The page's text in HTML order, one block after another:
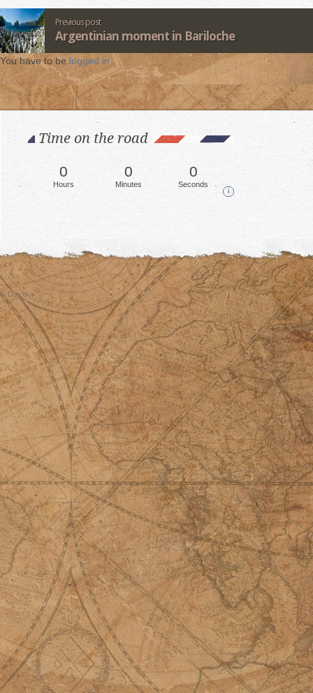
Previous post
Argentinian moment in Bariloche
You have to belogged in .
Time on the road
0
Hours
0
Minutes
0
Seconds
i
© David